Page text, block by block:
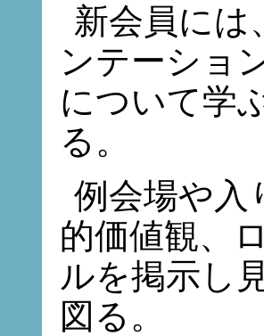
新会員には
ンテーショ
について学
る。
例会場や入
的価値観、
ルを掲示し
図る。